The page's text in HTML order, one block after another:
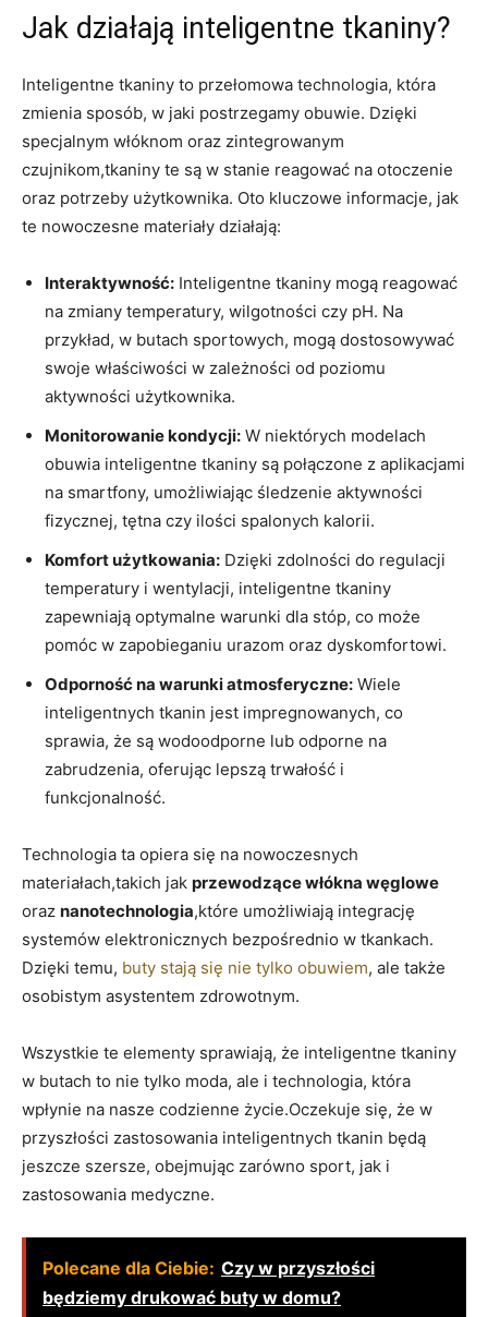
Jak działają inteligentne tkaniny?
Inteligentne tkaniny to przełomowa technologia, która
zmienia sposób, w jaki postrzegamy obuwie. Dzięki
specjalnym włóknom oraz zintegrowanym
czujnikom,tkaniny te są w stanie reagować na otoczenie
oraz potrzeby użytkownika. Oto kluczowe informacje, jak
te nowoczesne materiały działają:
Interaktywność: Inteligentne tkaniny mogą reagować
na zmiany temperatury, wilgotności czy pH. Na
przykład, w butach sportowych, mogą dostosowywać
swoje właściwości w zależności od poziomu
aktywności użytkownika.
Monitorowanie kondycji: W niektórych modelach
obuwia inteligentne tkaniny są połączone z aplikacjami
na smartfony, umożliwiając śledzenie aktywności
fizycznej, tętna czy ilości spalonych kalorii.
Komfort użytkowania: Dzięki zdolności do regulacji
temperatury i wentylacji, inteligentne tkaniny
zapewniają optymalne warunki dla stóp, co może
pomóc w zapobieganiu urazom oraz dyskomfortowi.
Odporność na warunki atmosferyczne: Wiele
inteligentnych tkanin jest impregnowanych, co
sprawia, że są wodoodporne lub odporne na
zabrudzenia, oferując lepszą trwałość i
funkcjonalność.
Technologia ta opiera się na nowoczesnych
materiałach,takich jak przewodzące włókna węglowe
oraz nanotechnologia,które umożliwiają integrację
systemów elektronicznych bezpośrednio w tkankach.
Dzięki temu, buty stają się nie tylko obuwiem, ale także
osobistym asystentem zdrowotnym.
Wszystkie te elementy sprawiają, że inteligentne tkaniny
w butach to nie tylko moda, ale i technologia, która
wpłynie na nasze codzienne życie.Oczekuje się, że w
przyszłości zastosowania inteligentnych tkanin będą
jeszcze szersze, obejmując zarówno sport, jak i
zastosowania medyczne.
Polecane dla Ciebie: Czy w przyszłości
będziemy drukować buty w domu?